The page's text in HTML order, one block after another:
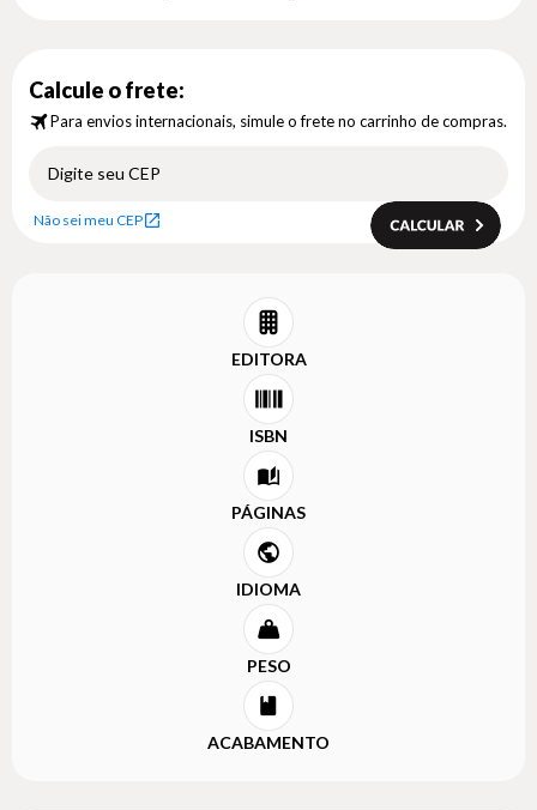
Calcule o frete:
Para envios internacionais, simule o frete no carrinho de compras.
Não sei meu CEP
EDITORA
ISBN
PÁGINAS
IDIOMA
PESO
ACABAMENTO